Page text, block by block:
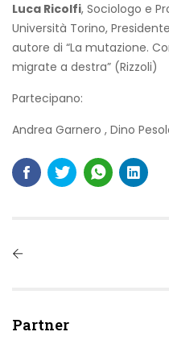
Luca Ricolfi, Sociologo e
Università Torino,
autore di “La mutazione.
migrate a destra” (Rizzoli)
Partecipano:
Andrea Garnero , Dino
Partner